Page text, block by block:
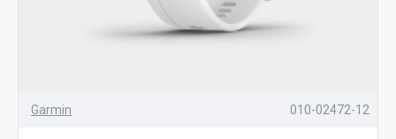
Garmin 010-02472-12